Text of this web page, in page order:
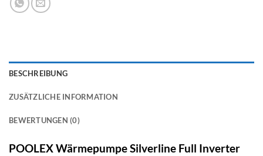
BESCHREIBUNG
ZUSÄTZLICHE INFORMATION
BEWERTUNGEN (0)
POOLEX Wärmepumpe Silverline Full Inverter